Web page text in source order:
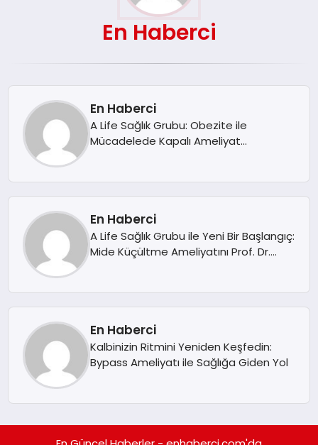
DÜNYA
EKONOMI
EĞITIM
SIYASET
En Haberci
En Haberci
A Life Sağlık Grubu: Obezite ile
Mücadelede Kapalı Ameliyat
En Haberci
A Life Sağlık Grubu ile Yeni Bir Başlangıç:
Mide Küçültme Ameliyatını Prof. Dr.
En Haberci
Kalbinizin Ritmini Yeniden Keşfedin:
Bypass Ameliyatı ile Sağlığa Giden Yol